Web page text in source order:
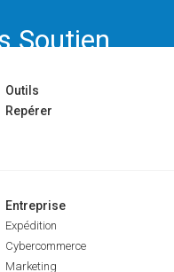
Soutien.
Outils
Repérer
Entreprise
Expédition
Cybercommerce
Marketing